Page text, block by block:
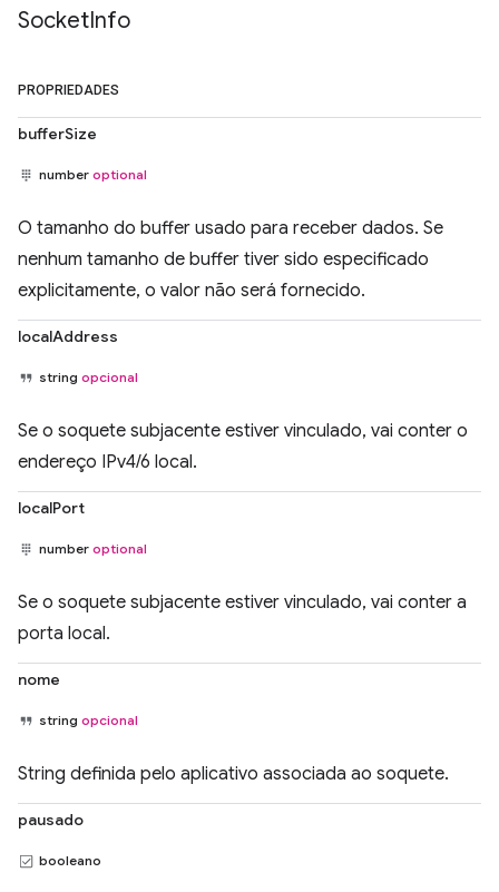
SocketInfo
PROPRIEDADES
bufferSize
number optional
O tamanho do buffer usado para receber dados. Se
nenhum tamanho de buffer tiver sido especificado
explicitamente, o valor não será fornecido.
localAddress
string opcional
Se o soquete subjacente estiver vinculado, vai conter o
endereço IPv4/6 local.
localPort
number optional
Se o soquete subjacente estiver vinculado, vai conter a
porta local.
nome
string opcional
String definida pelo aplicativo associada ao soquete.
pausado
booleano